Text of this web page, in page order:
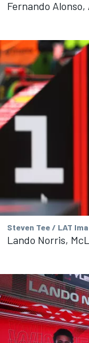
Fernando
Steven Tee / LAT
Lando Norris,